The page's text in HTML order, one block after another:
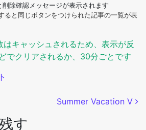
除確認メッセージが表示されます
ると同じボタンをつけられた記事の一覧が表
キャッシュされるため、表示が反
でクリアされるか、30分ごとです
ーションSummer Vacation V
す